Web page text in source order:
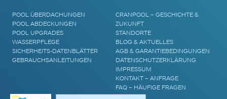
POOL ÜBERDACHUNGEN
POOL ABDECKUNGEN
POOL UPGRADES
WASSERPFLEGE
SICHERHEITS-DATENBLÄTTER
GEBRAUCHSANLEITUNGEN
CRANPOOL – GESCHICHTE &
ZUKUNFT
STANDORTE
BLOG & AKTUELLES
AGB & GARANTIEBEDINGUNGEN
DATENSCHUTZERKLÄRUNG
IMPRESSUM
KONTAKT – ANFRAGE
FAQ – HÄUFIGE FRAGEN